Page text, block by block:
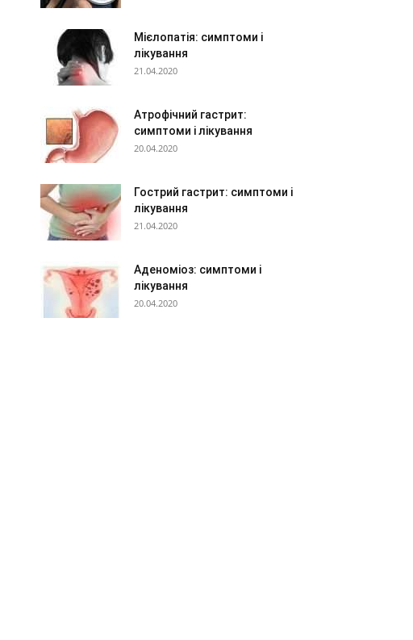
Мієлопатія: симптоми і
лікування
21.04.2020
Атрофічний гастрит:
симптоми і лікування
20.04.2020
Гострий гастрит: симптоми і
лікування
21.04.2020
Аденоміоз: симптоми і
лікування
20.04.2020